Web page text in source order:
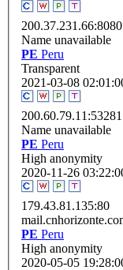
200.37.231.66:8080
Name unavailable
PE Peru
Transparent
2021-03-08
200.60.79.11:53281
Name unavailable
PE Peru
High anonymity
2020-11-26
179.43.81.135:80
PE Peru
High anonymity
2020-05-05